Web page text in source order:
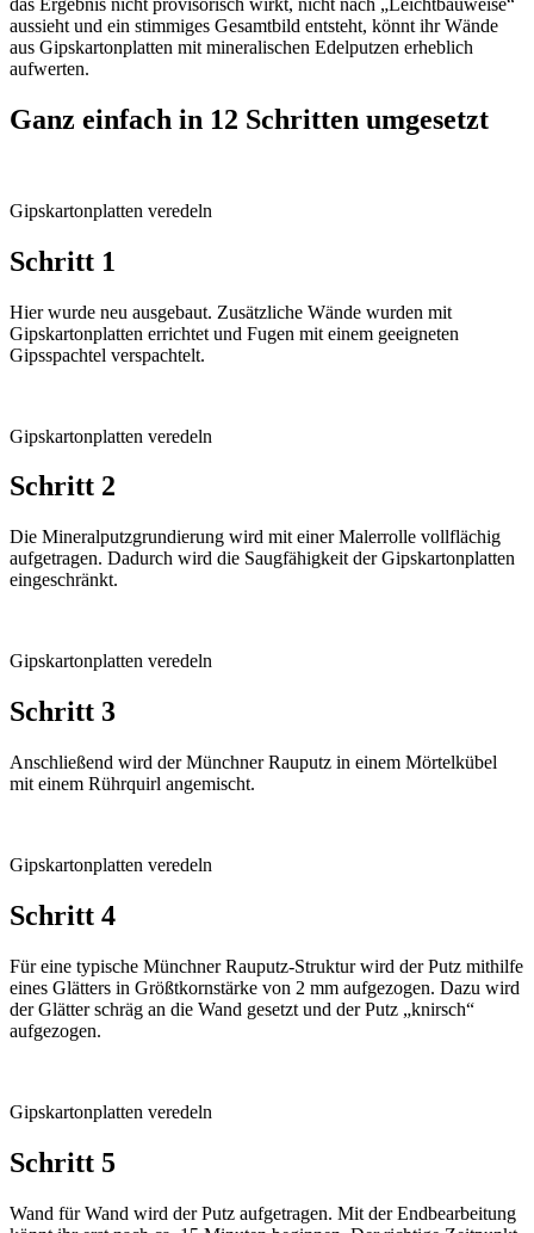
aussieht und ein stim­miges Gesamtbild entsteht, könnt ihr Wände
aus Gipskartonplatten mit mineral­ischen Edelputzen erheblich
aufwerten.
Ganz einfach in 12 Schritten umgesetzt
Gipskartonplatten veredeln
Schritt 1
Hier wurde neu ausgebaut. Zusätzliche Wände wurden mit
Gipskartonplatten errichtet und Fugen mit einem geeigneten
Gipsspachtel verspachtelt.
Gipskartonplatten veredeln
Schritt 2
Die Mineralputzgrundierung wird mit einer Malerrolle vollflächig
aufgetragen. Dadurch wird die Saugfähigkeit der Gipskarton­platten
eingeschränkt.
Gipskartonplatten veredeln
Schritt 3
Anschließend wird der Münchner Rauputz in einem Mörtelkübel
mit einem Rührquirl angemischt.
Gipskartonplatten veredeln
Schritt 4
Für eine typische Münchner Rauputz-Struktur wird der Putz mithilfe
eines Glätters in Größtkornstärke von 2 mm aufgezogen. Dazu wird
der Glätter schräg an die Wand gesetzt und der Putz „knirsch“
aufgezogen.
Gipskartonplatten veredeln
Schritt 5
Wand für Wand wird der Putz aufgetragen. Mit der Endbear­beitung